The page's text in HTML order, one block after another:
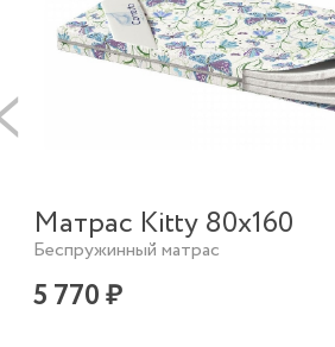
Матрас Kitty 80х160
Беспружинный матрас
5 770 ₽